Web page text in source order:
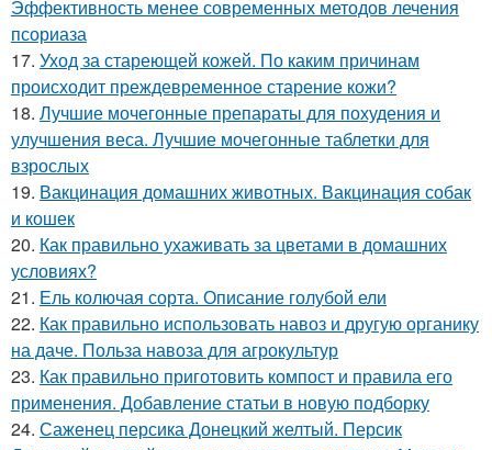
Эффективность менее современных методов лечения
псориаза
17. Уход за стареющей кожей. По каким причинам
происходит преждевременное старение кожи?
18. Лучшие мочегонные препараты для похудения и
улучшения веса. Лучшие мочегонные таблетки для
взрослых
19. Вакцинация домашних животных. Вакцинация собак
и кошек
20. Как правильно ухаживать за цветами в домашних
условиях?
21. Ель колючая сорта. Описание голубой ели
22. Как правильно использовать навоз и другую органику
на даче. Польза навоза для агрокультур
23. Как правильно приготовить компост и правила его
применения. Добавление статьи в новую подборку
24. Саженец персика Донецкий желтый. Персик